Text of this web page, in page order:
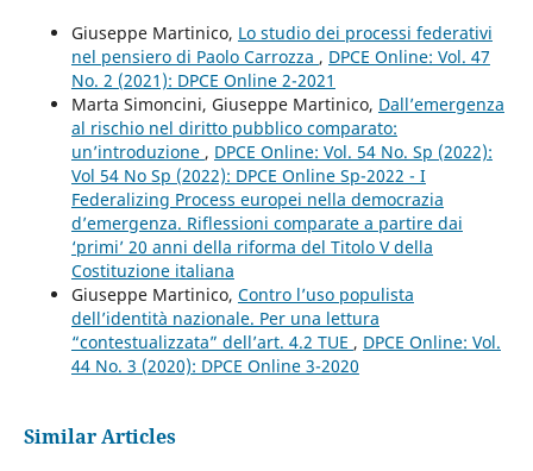
Giuseppe Martinico, Lo studio dei processi federativi
nel pensiero di Paolo Carrozza , DPCE Online: Vol. 47
No. 2 (2021): DPCE Online 2-2021
Marta Simoncini, Giuseppe Martinico, Dall’emergenza
al rischio nel diritto pubblico comparato:
un’introduzione , DPCE Online: Vol. 54 No. Sp (2022):
Vol 54 No Sp (2022): DPCE Online Sp-2022 - I
Federalizing Process europei nella democrazia
d’emergenza. Riflessioni comparate a partire dai
‘primi’ 20 anni della riforma del Titolo V della
Costituzione italiana
Giuseppe Martinico, Contro l’uso populista
dell’identità nazionale. Per una lettura
“contestualizzata” dell’art. 4.2 TUE , DPCE Online: Vol.
44 No. 3 (2020): DPCE Online 3-2020
Similar Articles